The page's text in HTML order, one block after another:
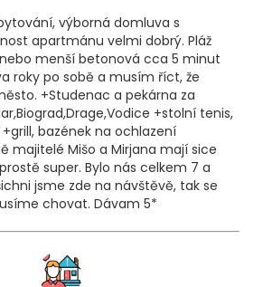
výborná domluva s
apartmánu velmi dobrý. Pláž
menší betonová cca 5 minut
roky po sobě a musím říct, že
+Studenac a pekárna za
+stolní tenis,
bazének na ochlazení
majitelé Mišo a Mirjana mají sice
super. Bylo nás celkem 7 a
jsme zde na návštěvě, tak se
chovat. Dávam 5*